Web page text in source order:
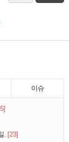
이슈
. [23]